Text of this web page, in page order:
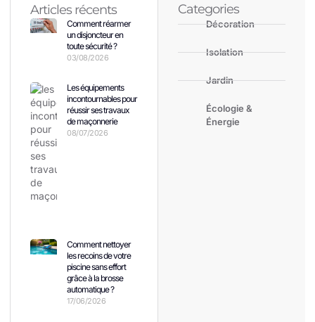
Articles récents
Comment réarmer
un disjoncteur en
toute sécurité ?
03/08/2026
Les équipements
incontournables pour
réussir ses travaux
de maçonnerie
08/07/2026
Comment nettoyer
les recoins de votre
piscine sans effort
grâce à la brosse
automatique ?
17/06/2026
Categories
Décoration
Isolation
Jardin
Écologie &
Énergie